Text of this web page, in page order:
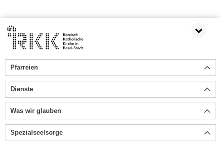
Pfarreien
Dienste
Was wir glauben
Spezialseelsorge